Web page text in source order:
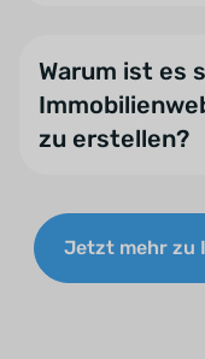
Warum ist es
zu erstellen?
WordPress ist
Jetzt mehr zu